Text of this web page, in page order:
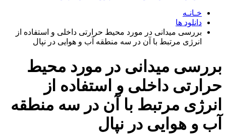
خـانـه
دانلود ها
بررسی میدانی در مورد محیط حرارتی داخلی و استفاده از
انرژی مرتبط با آن در سه منطقه آب و هوایی در نپال
بررسی میدانی در مورد محیط
حرارتی داخلی و استفاده از
انرژی مرتبط با آن در سه منطقه
آب و هوایی در نپال